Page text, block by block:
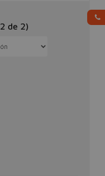
2 de 2)